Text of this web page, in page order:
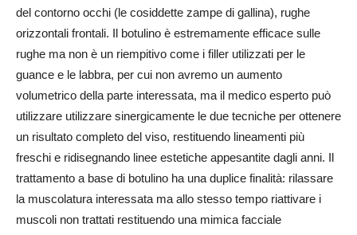
del contorno occhi (le cosiddette zampe di gallina), rughe
orizzontali frontali. Il botulino è estremamente efficace sulle
rughe ma non è un riempitivo come i filler utilizzati per le
guance e le labbra, per cui non avremo un aumento
volumetrico della parte interessata, ma il medico esperto può
utilizzare utilizzare sinergicamente le due tecniche per ottenere
un risultato completo del viso, restituendo lineamenti più
freschi e ridisegnando linee estetiche appesantite dagli anni. Il
trattamento a base di botulino ha una duplice finalità: rilassare
la muscolatura interessata ma allo stesso tempo riattivare i
muscoli non trattati restituendo una mimica facciale